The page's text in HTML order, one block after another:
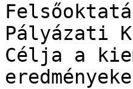
Pályázati
Célja a